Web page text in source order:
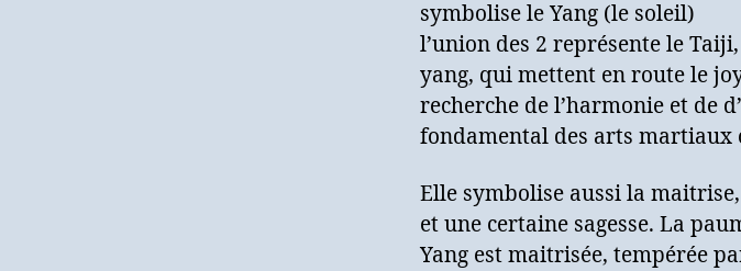
symbolise le Yang (le soleil)
l’union des 2 représente le
yang, qui mettent en route le
recherche de l’harmonie et de
fondamental des arts martiaux
Elle symbolise aussi la
et une certaine sagesse. La
Yang est maitrisée, tempérée